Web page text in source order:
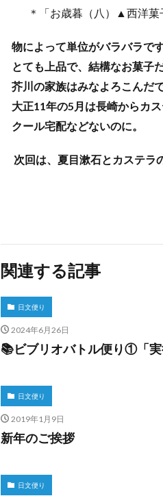
＊「お歳暮（八）▲西洋
物によって単位がバラバラで
とても上品で、結構なお菓子
芥川の家族はみなよろこんだ
大正11年の5 月は長崎からカ
クール宅配などないのに。
次回は、夏目漱石とカステラ
関連する記事
日文便り
2024年6月26日
📚ビブリオバトル便り①「実
日文便り
2019年1月9日
新年のご挨拶
日文便り